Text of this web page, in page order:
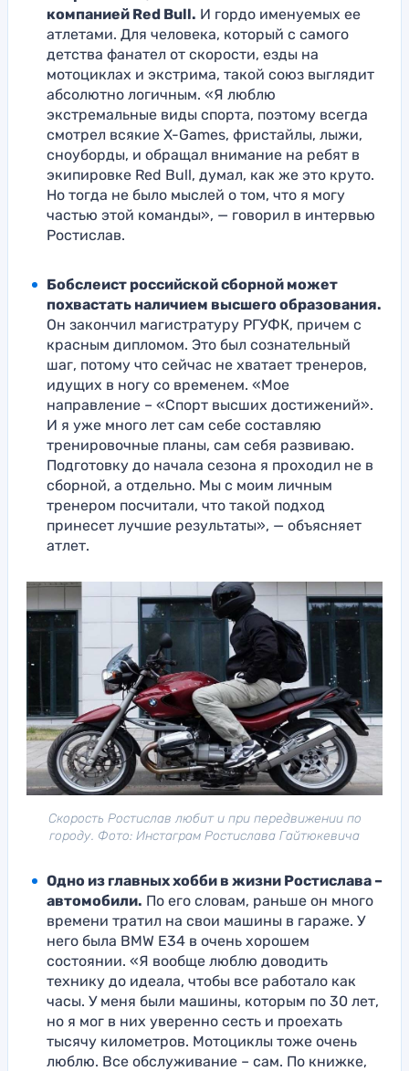
компанией Red Bull. И гордо именуемых ее
атлетами. Для человека, который с самого
детства фанател от скорости, езды на
мотоциклах и экстрима, такой союз выглядит
абсолютно логичным. «Я люблю
экстремальные виды спорта, поэтому всегда
смотрел всякие X-Games, фристайлы, лыжи,
сноуборды, и обращал внимание на ребят в
экипировке Red Bull, думал, как же это круто.
Но тогда не было мыслей о том, что я могу
частью этой команды», — говорил в интервью
Ростислав.
Бобслеист российской сборной может
похвастать наличием высшего образования.
Он закончил магистратуру РГУФК, причем с
красным дипломом. Это был сознательный
шаг, потому что сейчас не хватает тренеров,
идущих в ногу со временем. «Мое
направление – «Спорт высших достижений».
И я уже много лет сам себе составляю
тренировочные планы, сам себя развиваю.
Подготовку до начала сезона я проходил не в
сборной, а отдельно. Мы с моим личным
тренером посчитали, что такой подход
принесет лучшие результаты», — объясняет
атлет.
Скорость Ростислав любит и при передвижении по
городу. Фото: Инстаграм Ростислава Гайтюкевича
Одно из главных хобби в жизни Ростислава –
автомобили. По его словам, раньше он много
времени тратил на свои машины в гараже. У
него была BMW E34 в очень хорошем
состоянии. «Я вообще люблю доводить
технику до идеала, чтобы все работало как
часы. У меня были машины, которым по 30 лет,
но я мог в них уверенно сесть и проехать
тысячу километров. Мотоциклы тоже очень
люблю. Все обслуживание – сам. По книжке,